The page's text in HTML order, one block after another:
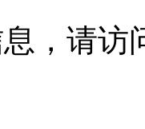
，请访